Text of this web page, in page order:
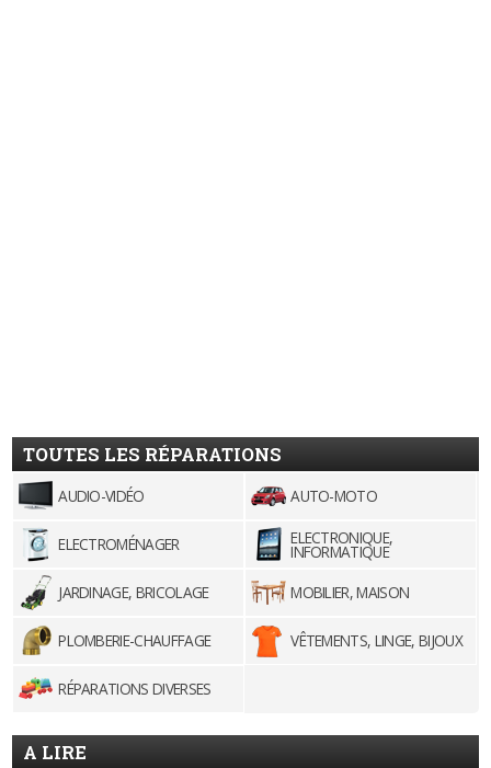
TOUTES LES RÉPARATIONS
AUDIO-VIDÉO AUTO-MOTO
ELECTROMÉNAGER ELECTRONIQUE,
INFORMATIQUE
JARDINAGE, BRICOLAGE
MOBILIER, MAISON
PLOMBERIE-CHAUFFAGE VÊTEMENTS, LINGE, BIJOUX
RÉPARATIONS DIVERSES
A LIRE